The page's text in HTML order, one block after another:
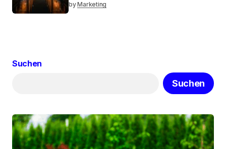
byMarketing
Suchen
Suchen